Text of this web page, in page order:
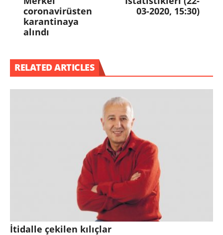
coronavirüsten
karantinaya
alındı
03-2020, 15:30)
RELATED ARTICLES
İtidalle çekilen kılıçlar